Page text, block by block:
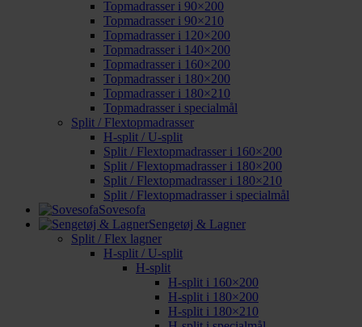
Topmadrasser i 90×200
Topmadrasser i 90×210
Topmadrasser i 120×200
Topmadrasser i 140×200
Topmadrasser i 160×200
Topmadrasser i 180×200
Topmadrasser i 180×210
Topmadrasser i specialmål
Split / Flextopmadrasser
H-split / U-split
Split / Flextopmadrasser i 160×200
Split / Flextopmadrasser i 180×200
Split / Flextopmadrasser i 180×210
Split / Flextopmadrasser i specialmål
Sovesofa
Sengetøj & Lagner
Split / Flex lagner
H-split / U-split
H-split
H-split i 160×200
H-split i 180×200
H-split i 180×210